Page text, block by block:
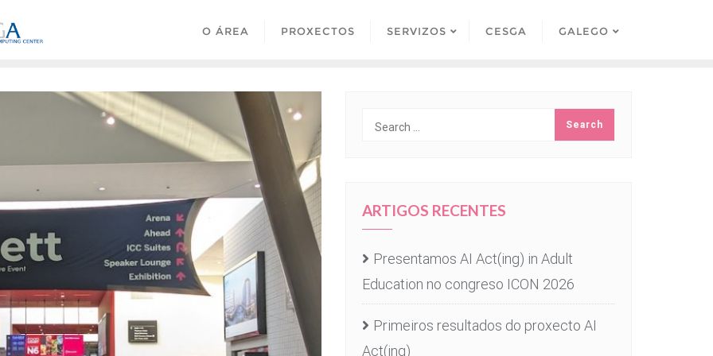
O ÁREA PROXECTOS SERVIZOS CESGA GALEGO
ARTIGOS RECENTES
Presentamos AI Act(ing) in Adult
Education no congreso ICON 2026
Primeiros resultados do proxecto AI
Act(ing)